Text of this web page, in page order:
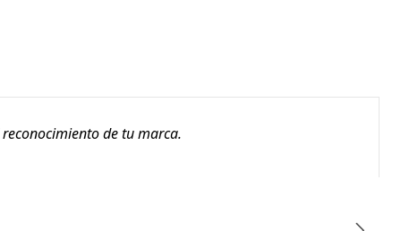
de tu marca.